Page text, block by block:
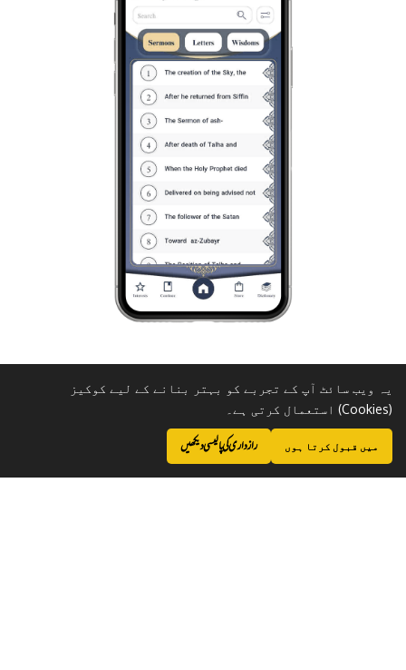
یہ ویب سائٹ آپ کے تجربے کو بہتر بنانے کے لیے کوکیز
(Cookies) استعمال کرتی ہے۔
میں قبول کرتا ہوں رازداری کی پالیسی دیکھیں